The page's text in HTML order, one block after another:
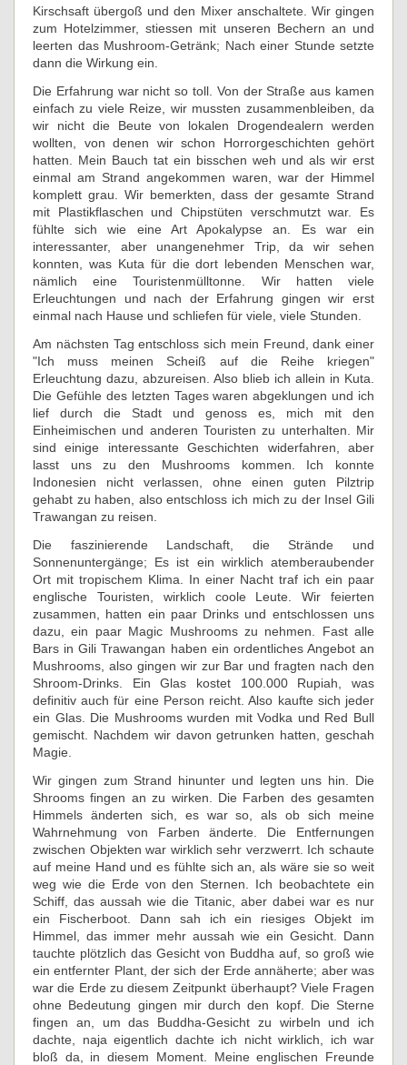
Kirschsaft übergoß und den Mixer anschaltete. Wir gingen
zum Hotelzimmer, stiessen mit unseren Bechern an und
leerten das Mushroom-Getränk; Nach einer Stunde setzte
dann die Wirkung ein.
Die Erfahrung war nicht so toll. Von der Straße aus kamen
einfach zu viele Reize, wir mussten zusammenbleiben, da
wir nicht die Beute von lokalen Drogendealern werden
wollten, von denen wir schon Horrorgeschichten gehört
hatten. Mein Bauch tat ein bisschen weh und als wir erst
einmal am Strand angekommen waren, war der Himmel
komplett grau. Wir bemerkten, dass der gesamte Strand
mit Plastikflaschen und Chipstüten verschmutzt war. Es
fühlte sich wie eine Art Apokalypse an. Es war ein
interessanter, aber unangenehmer Trip, da wir sehen
konnten, was Kuta für die dort lebenden Menschen war,
nämlich eine Touristenmülltonne. Wir hatten viele
Erleuchtungen und nach der Erfahrung gingen wir erst
einmal nach Hause und schliefen für viele, viele Stunden.
Am nächsten Tag entschloss sich mein Freund, dank einer
"Ich muss meinen Scheiß auf die Reihe kriegen"
Erleuchtung dazu, abzureisen. Also blieb ich allein in Kuta.
Die Gefühle des letzten Tages waren abgeklungen und ich
lief durch die Stadt und genoss es, mich mit den
Einheimischen und anderen Touristen zu unterhalten. Mir
sind einige interessante Geschichten widerfahren, aber
lasst uns zu den Mushrooms kommen. Ich konnte
Indonesien nicht verlassen, ohne einen guten Pilztrip
gehabt zu haben, also entschloss ich mich zu der Insel Gili
Trawangan zu reisen.
Die faszinierende Landschaft, die Strände und
Sonnenuntergänge; Es ist ein wirklich atemberaubender
Ort mit tropischem Klima. In einer Nacht traf ich ein paar
englische Touristen, wirklich coole Leute. Wir feierten
zusammen, hatten ein paar Drinks und entschlossen uns
dazu, ein paar Magic Mushrooms zu nehmen. Fast alle
Bars in Gili Trawangan haben ein ordentliches Angebot an
Mushrooms, also gingen wir zur Bar und fragten nach den
Shroom-Drinks. Ein Glas kostet 100.000 Rupiah, was
definitiv auch für eine Person reicht. Also kaufte sich jeder
ein Glas. Die Mushrooms wurden mit Vodka und Red Bull
gemischt. Nachdem wir davon getrunken hatten, geschah
Magie.
Wir gingen zum Strand hinunter und legten uns hin. Die
Shrooms fingen an zu wirken. Die Farben des gesamten
Himmels änderten sich, es war so, als ob sich meine
Wahrnehmung von Farben änderte. Die Entfernungen
zwischen Objekten war wirklich sehr verzwerrt. Ich schaute
auf meine Hand und es fühlte sich an, als wäre sie so weit
weg wie die Erde von den Sternen. Ich beobachtete ein
Schiff, das aussah wie die Titanic, aber dabei war es nur
ein Fischerboot. Dann sah ich ein riesiges Objekt im
Himmel, das immer mehr aussah wie ein Gesicht. Dann
tauchte plötzlich das Gesicht von Buddha auf, so groß wie
ein entfernter Plant, der sich der Erde annäherte; aber was
war die Erde zu diesem Zeitpunkt überhaupt? Viele Fragen
ohne Bedeutung gingen mir durch den kopf. Die Sterne
fingen an, um das Buddha-Gesicht zu wirbeln und ich
dachte, naja eigentlich dachte ich nicht wirklich, ich war
bloß da, in diesem Moment. Meine englischen Freunde